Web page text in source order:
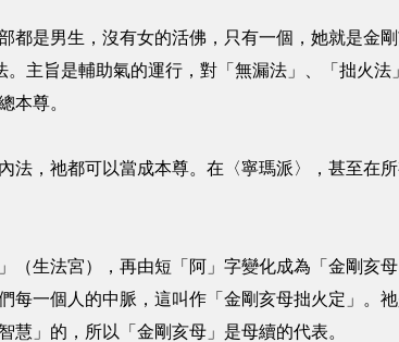
都是男生，沒有女的活佛，只有一個，她就是金
主旨是輔助氣的運行，對「無漏法」、「拙火
本尊。
，祂都可以當成本尊。在〈寧瑪派〉，甚至在
（生法宮），再由短「阿」字變化成為「金剛亥
每一個人的中脈，這叫作「金剛亥母拙火定」。
」的，所以「金剛亥母」是母續的代表。